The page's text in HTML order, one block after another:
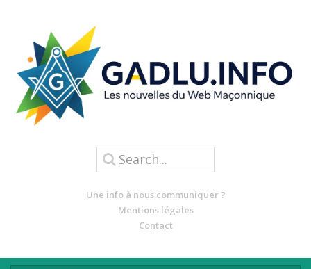
Une info à nous communiquer ?
Mentions légales
Contact